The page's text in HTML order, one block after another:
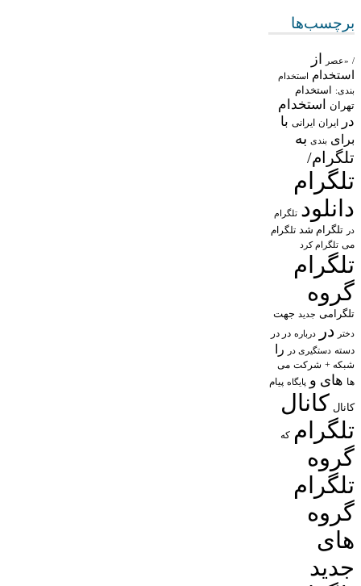
برچسب‌ها
/ «عصر از
استخدام استخدام
بندی: استخدام
تهران
استخدام
در
ایران ایرانی با
برای بندی به
تلگرام/
تلگرام
دانلود تلگرام
در تلگرام شد تلگرام
می تلگرام کرد
تلگرام
گروه
تلگرامی جدید جهت
دختر در درباره در در
دسته دستگیری در را
شبکه + شرکت می
ها های و پایگاه پیام
کانال کانال
تلگرام که
گروه
تلگرام
گروه
های
جدید